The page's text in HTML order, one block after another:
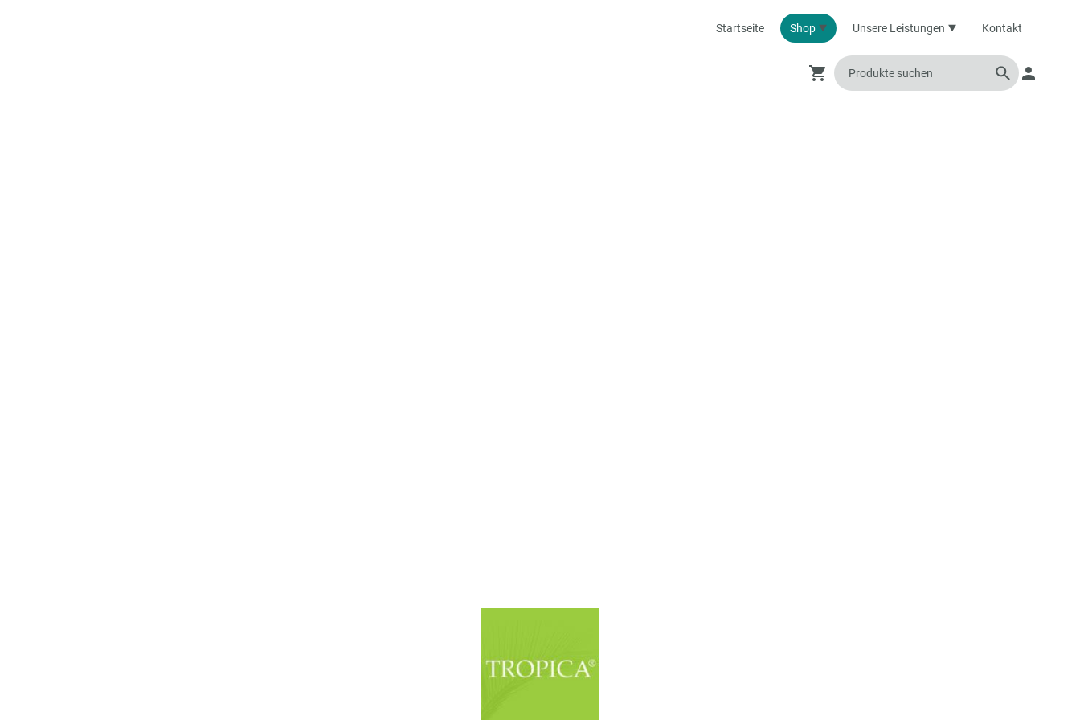
Startseite Shop Unsere Leistungen Kontakt